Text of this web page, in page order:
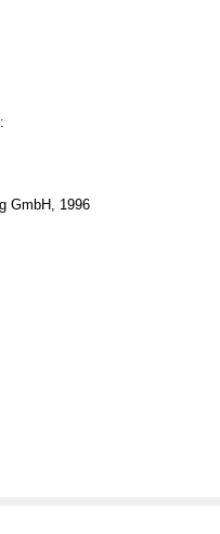
GmbH, 1996